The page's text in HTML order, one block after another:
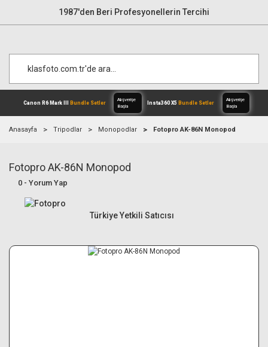
1987'den Beri Profesyonellerin Tercihi
Canon R6 Mark IIIBundle Setler
Anasayfa Tripodlar Monopodlar Fotopro AK-86N Monopod
Fotopro AK-86N Monopod
0 - Yorum Yap
Türkiye Yetkili Satıcısı